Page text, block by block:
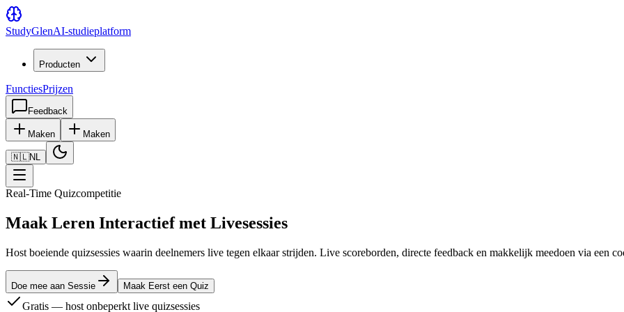
StudyGlenAI-studieplatform
Producten
FunctiesPrijzen
Feedback
Maken Maken
🇳🇱NL
Real-Time Quizcompetitie
Maak Leren Interactief met Livesessies
Host boeiende quizsessies waarin deelnemers live tegen elkaar strijden. Live scoreborden, directe feedback en makkelijk meedoen via een
Doe mee aan Sessie Maak Eerst een Quiz
Gratis — host onbeperkt live quizsessies